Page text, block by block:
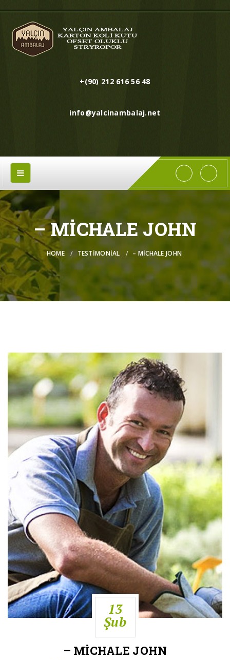
+(90) 212 616 56 48
info@yalcinambalaj.net
– MICHALE JOHN
HOME TESTIMONIAL – MICHALE JOHN
13
Şub
– MICHALE JOHN